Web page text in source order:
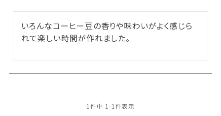
いろんなコーヒー豆の香りや味わいがよく感じら
れて楽しい時間が作れました。
1件中 1 -1 件表示